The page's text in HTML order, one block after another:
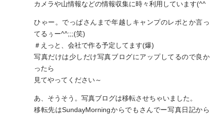
カメラや山情報などの情報収集に時々利用しています(^^
ひゃー。でっぱさんまで年越しキャンプのレポとか言っ
てるぅー^^;;;(笑)
＃えっと、会社で作る予定してます(爆)
写真だけは少しだけ写真ブログにアップしてるので良か
ったら
見てやってください～
あ、そうそう。写真ブログは移転させちゃいました。
移転先はSundayMorningからでもさんでー写真日記から